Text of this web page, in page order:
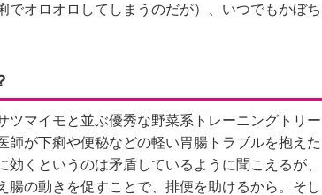
でオロオロしてしまうのだが）、いつでもかぼち
ツマイモと並ぶ優秀な野菜系トレーニングトリー
師が下痢や便秘などの軽い胃腸トラブルを抱えた
くというのは矛盾しているように聞こえるが、
の動きを促すことで、排便を助けるから。そし